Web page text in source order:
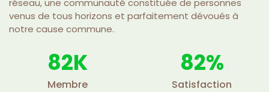
réseau, une communauté constituée de personnes
venus de tous horizons et parfaitement dévoués à
notre cause commune.
100K
Membre
100%
Satisfaction